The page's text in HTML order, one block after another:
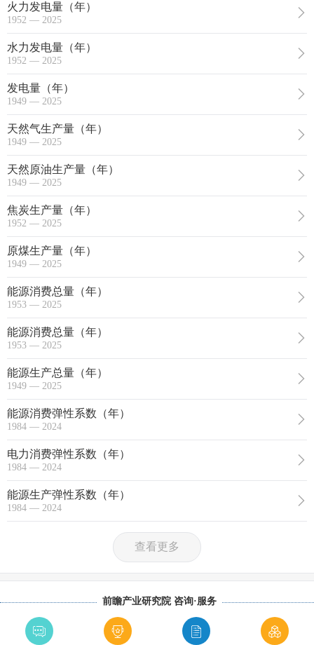
火力发电量（年）
1952 — 2025
水力发电量（年）
1952 — 2025
发电量（年）
1949 — 2025
天然气生产量（年）
1949 — 2025
天然原油生产量（年）
1949 — 2025
焦炭生产量（年）
1952 — 2025
原煤生产量（年）
1949 — 2025
能源消费总量（年）
1953 — 2025
能源消费总量（年）
1953 — 2025
能源生产总量（年）
1949 — 2025
能源消费弹性系数（年）
1984 — 2024
电力消费弹性系数（年）
1984 — 2024
能源生产弹性系数（年）
1984 — 2024
查看更多
前瞻产业研究院 咨询·服务